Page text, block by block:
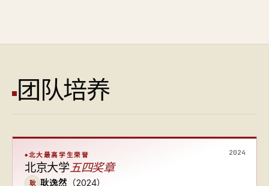
团队培养
2024
北大最高学生荣誉
北京大学五四奖章
耿 耿逸然 （2024）